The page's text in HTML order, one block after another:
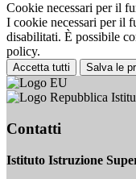
Cookie necessari per il
I cookie necessari per il
disabilitati. È possibile
policy.
Accetta tutti Salva le
Contatti
Istituto Istruzione